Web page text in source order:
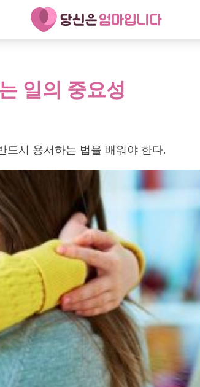
일의 중요성
드시 용서하는 법을 배워야 한다.